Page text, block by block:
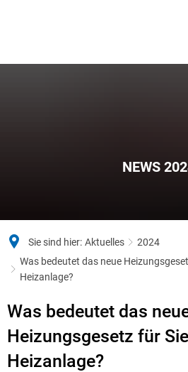
NEWS
Sie sind hier: Aktuelles
2024
Was bedeutet das neue
Heizanlage?
Was bedeutet das
Heizungsgesetz für
Heizanlage?